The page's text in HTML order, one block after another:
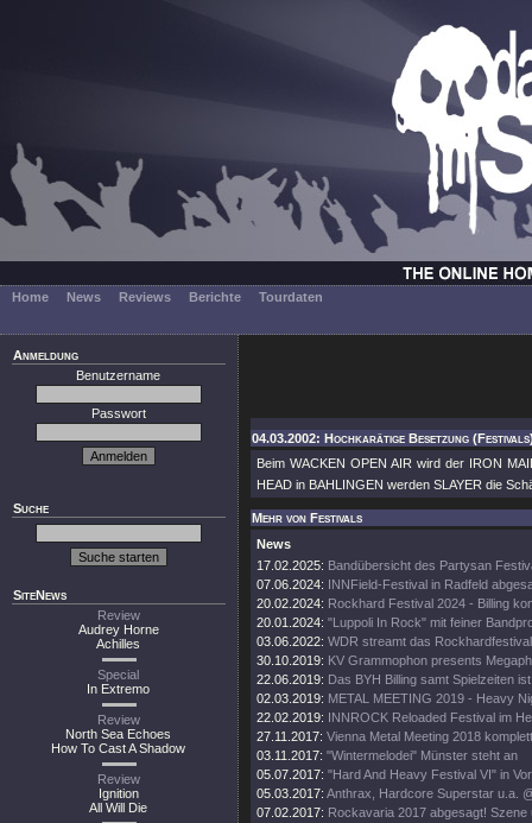
Home News Reviews Berichte Tourdaten
Anmeldung
Benutzername
Passwort
Suche
SiteNews
Review
Audrey Horne
Achilles
Special
In Extremo
Review
North Sea Echoes
How To Cast A Shadow
Review
Ignition
All Will Die
04.03.2002: Hochkarätige Besetzung
Beim WACKEN OPEN AIR wird der IRON
HEAD in BAHLINGEN werden SLAYER die
Mehr von Festivals
News
17.02.2025: Bandübersicht des Partysan
07.06.2024: INNField-Festival in Radfeld
20.02.2024: Rockhard Festival 2024 - Billing
20.01.2024: "Luppoli In Rock" mit feiner
03.06.2022: WDR streamt das Rockhardfestival
30.10.2019: KV Grammophon presents
22.06.2019: Das BYH Billing samt Spielzeiten
02.03.2019: METAL MEETING 2019 - Heavy
22.02.2019: INNROCK Reloaded Festival im
27.11.2017: Vienna Metal Meeting 2018 komplett
03.11.2017: "Wintermelodei" Münster steht an
05.07.2017: "Hard And Heavy Festival VI" in
05.03.2017: Anthrax, Hardcore Superstar u.a.
07.02.2017: Rockavaria 2017 abgesagt! Szene